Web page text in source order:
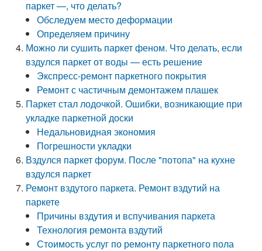
паркет —, что делать?
Обследуем место деформации
Определяем причину
Можно ли сушить паркет феном. Что делать, если
вздулся паркет от воды — есть решение
Экспресс-ремонт паркетного покрытия
Ремонт с частичным демонтажем плашек
Паркет стал лодочкой. Ошибки, возникающие при
укладке паркетной доски
Недальновидная экономия
Погрешности укладки
Вздулся паркет форум. После "потопа" на кухне
вздулся паркет
Ремонт вздутого паркета. Ремонт вздутий на
паркете
Причины вздутия и вспучивания паркета
Технология ремонта вздутий
Стоимость услуг по ремонту паркетного пола